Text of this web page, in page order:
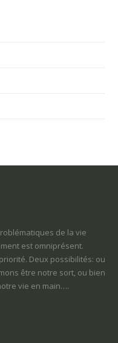
de la vie
est omniprésent.
Deux possibilités: ou
être notre sort, ou bien
vie en main….